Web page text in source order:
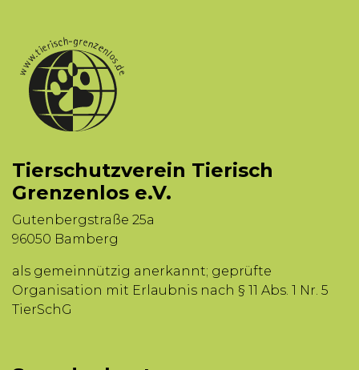
Tierschutzverein Tierisch
Grenzenlos e.V.
Gutenbergstraße 25a
96050 Bamberg
als gemeinnützig anerkannt; geprüfte
Organisation mit Erlaubnis nach § 11 Abs. 1 Nr. 5
TierSchG